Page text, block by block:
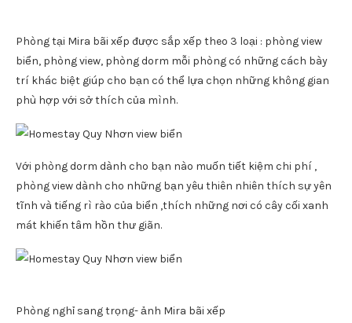
Phòng tại Mira bãi xếp được sắp xếp theo 3 loại : phòng view
biển, phòng view, phòng dorm mỗi phòng có những cách bày
trí khác biệt giúp cho bạn có thể lựa chọn những không gian
phù hợp với sở thích của mình.
Với phòng dorm dành cho bạn nào muốn tiết kiệm chi phí ,
phòng view dành cho những bạn yêu thiên nhiên thích sự yên
tĩnh và tiếng rì rào của biển ,thích những nơi có cây cối xanh
mát khiến tâm hồn thư giãn.
Phòng nghỉ sang trọng- ảnh Mira bãi xếp